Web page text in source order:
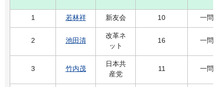
1 若林祥 新友会 10 一問
2 池田清
改革ネ
ット
16 一問
3 竹内茂
日本共
産党
11 一問